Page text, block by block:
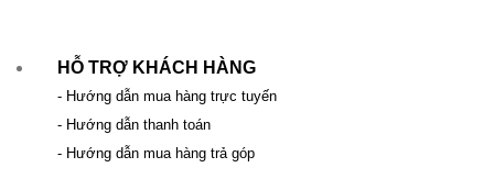
HỖ TRỢ KHÁCH HÀNG
- Hướng dẫn mua hàng trực tuyến
- Hướng dẫn thanh toán
- Hướng dẫn mua hàng trả góp